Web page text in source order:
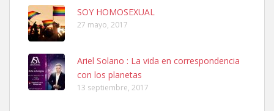
Ninfa perdida
El día 5 se los perdió una ninfa papillera, asustada tiene miedo a la
calle, se perdió por la zon...
SOY HOMOSEXUAL
27 mayo, 2017
Ariel Solano : La vida en correspondencia
con los planetas
13 septiembre, 2017